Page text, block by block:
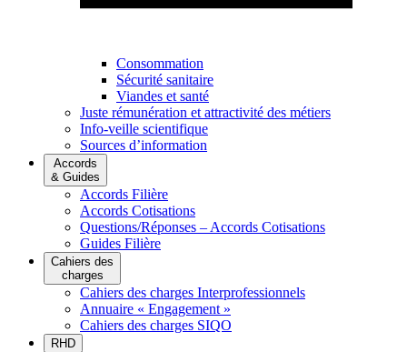
Consommation
Sécurité sanitaire
Viandes et santé
Juste rémunération et attractivité des métiers
Info-veille scientifique
Sources d’information
Accords
& Guides
Accords Filière
Accords Cotisations
Questions/Réponses – Accords Cotisations
Guides Filière
Cahiers des
charges
Cahiers des charges Interprofessionnels
Annuaire « Engagement »
Cahiers des charges SIQO
RHD